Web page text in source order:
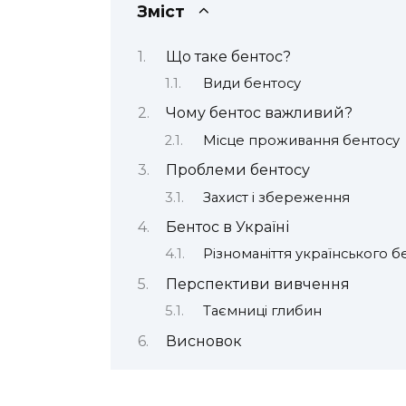
Зміст
Що таке бентос?
Види бентосу
Чому бентос важливий?
Місце проживання бентосу
Проблеми бентосу
Захист і збереження
Бентос в Україні
Різноманіття українського
Перспективи вивчення
Таємниці глибин
Висновок